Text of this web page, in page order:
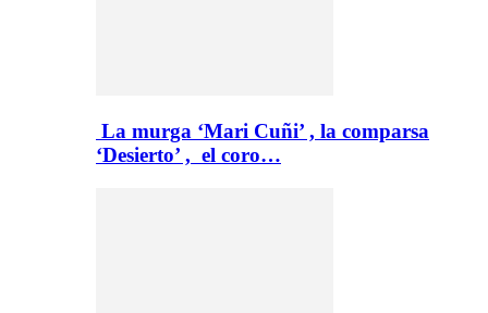
La murga ‘Mari Cuñi’ , la comparsa
‘Desierto’ , el coro…